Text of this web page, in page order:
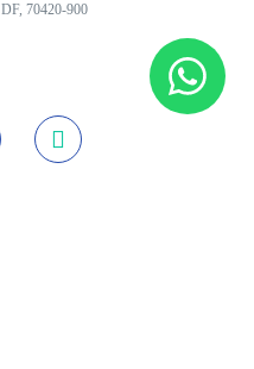
70420-900